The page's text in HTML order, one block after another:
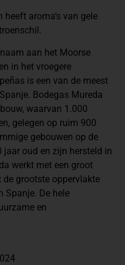
aroma’s van gele
aan het Moorse
in het vroegere
is een van de meest
Bodegas Mureda
waarvan 1.000
gelegen op ruim 900
gebouwen op de
oud en zijn hersteld in
werkt met een groot
de grootste oppervlakte
Spanje. De hele
en